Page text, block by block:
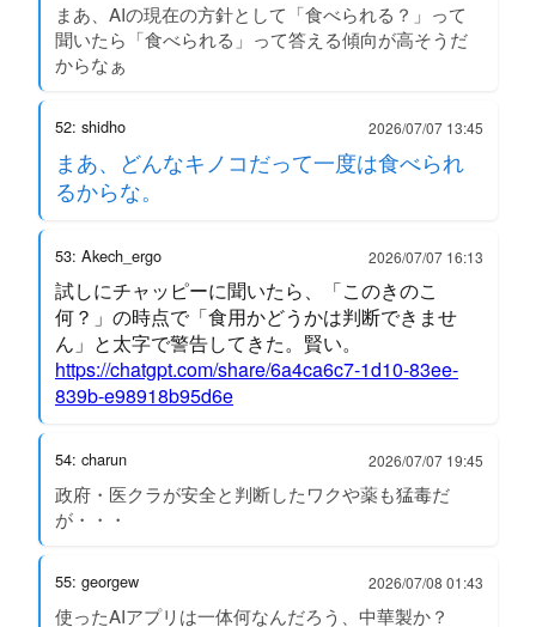
まあ、AIの現在の方針として「食べられる？」って
聞いたら「食べられる」って答える傾向が高そうだ
からなぁ
52: shidho 2026/07/07 13:45
まあ、どんなキノコだって一度は食べられ
るからな。
53: Akech_ergo 2026/07/07 16:13
試しにチャッピーに聞いたら、「このきのこ
何？」の時点で「食用かどうかは判断できませ
ん」と太字で警告してきた。賢い。
https://chatgpt.com/share/6a4ca6c7-1d10-83ee-
839b-e98918b95d6e
54: charun 2026/07/07 19:45
政府・医クラが安全と判断したワクや薬も猛毒だ
が・・・
55: georgew 2026/07/08 01:43
使ったAIアプリは一体何なんだろう、中華製か？